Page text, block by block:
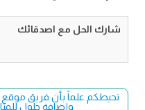
شارك الحل مع اصدقائك
نحيطكم علماً بأن فريق موقع
وإضافة حلول